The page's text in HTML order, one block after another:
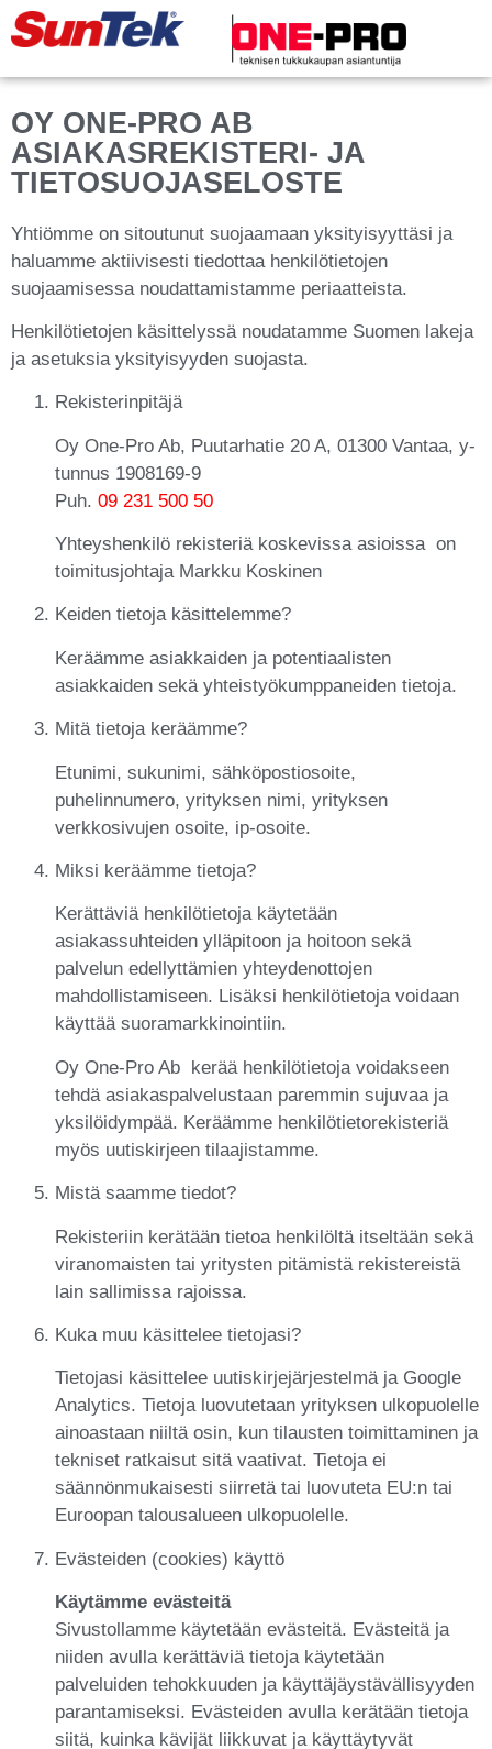
OY ONE-PRO AB
ASIAKASREKISTERI- JA
TIETOSUOJASELOSTE
Yhtiömme on sitoutunut suojaamaan yksityisyyttäsi ja
haluamme aktiivisesti tiedottaa henkilötietojen
suojaamisessa noudattamistamme periaatteista.
Henkilötietojen käsittelyssä noudatamme Suomen lakeja
ja asetuksia yksityisyyden suojasta.
Rekisterinpitäjä
Oy One-Pro Ab, Puutarhatie 20 A, 01300 Vantaa, y-
tunnus 1908169-9
Puh. 09 231 500 50
Yhteyshenkilö rekisteriä koskevissa asioissa on
toimitusjohtaja Markku Koskinen
Keiden tietoja käsittelemme?
Keräämme asiakkaiden ja potentiaalisten
asiakkaiden sekä yhteistyökumppaneiden tietoja.
Mitä tietoja keräämme?
Etunimi, sukunimi, sähköpostiosoite,
puhelinnumero, yrityksen nimi, yrityksen
verkkosivujen osoite, ip-osoite.
Miksi keräämme tietoja?
Kerättäviä henkilötietoja käytetään
asiakassuhteiden ylläpitoon ja hoitoon sekä
palvelun edellyttämien yhteydenottojen
mahdollistamiseen. Lisäksi henkilötietoja voidaan
käyttää suoramarkkinointiin.
Oy One-Pro Ab kerää henkilötietoja voidakseen
tehdä asiakaspalvelustaan paremmin sujuvaa ja
yksilöidympää. Keräämme henkilötietorekisteriä
myös uutiskirjeen tilaajistamme.
Mistä saamme tiedot?
Rekisteriin kerätään tietoa henkilöltä itseltään sekä
viranomaisten tai yritysten pitämistä rekistereistä
lain sallimissa rajoissa.
Kuka muu käsittelee tietojasi?
Tietojasi käsittelee uutiskirjejärjestelmä ja Google
Analytics. Tietoja luovutetaan yrityksen ulkopuolelle
ainoastaan niiltä osin, kun tilausten toimittaminen ja
tekniset ratkaisut sitä vaativat. Tietoja ei
säännönmukaisesti siirretä tai luovuteta EU:n tai
Euroopan talousalueen ulkopuolelle.
Evästeiden (cookies) käyttö
Käytämme evästeitä
Sivustollamme käytetään evästeitä. Evästeitä ja
niiden avulla kerättäviä tietoja käytetään
palveluiden tehokkuuden ja käyttäjäystävällisyyden
parantamiseksi. Evästeiden avulla kerätään tietoja
siitä, kuinka kävijät liikkuvat ja käyttäytyvät